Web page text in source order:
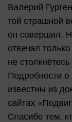
Валерий
той страшной
он совершил.
отвечал
не
Подробности о
известны из
сайтах
Спасибо тем,